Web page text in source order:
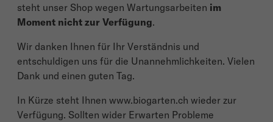
steht unser Shop wegen Wartungsarbeiten im
Moment nicht zur Verfügung.
Wir danken Ihnen für Ihr Verständnis und
entschuldigen uns für die Unannehmlichkeiten. Vielen
Dank und einen guten Tag.
In Kürze steht Ihnen www.biogarten.ch wieder zur
Verfügung. Sollten wider Erwarten Probleme